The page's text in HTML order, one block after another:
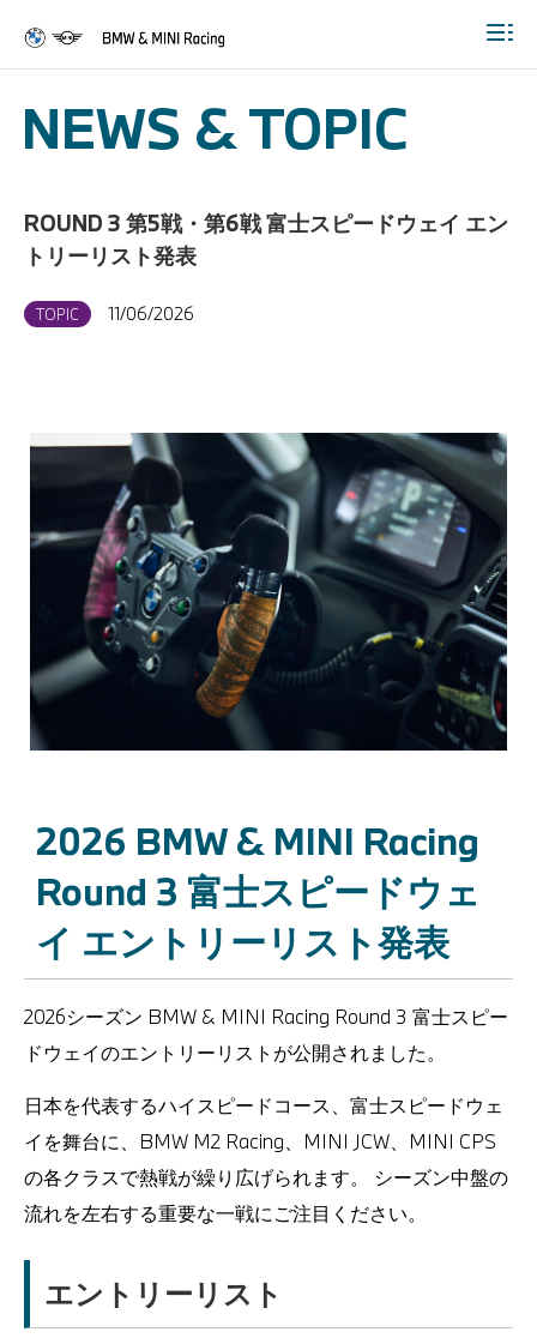
NEWS & TOPIC
ROUND 3 第5戦・第6戦 富士スピードウェイ エン
トリーリスト発表
TOPIC 11/06/2026
2026 BMW & MINI Racing
Round 3 富士スピードウェ
イ エントリーリスト発表
2026シーズン BMW & MINI Racing Round 3 富士スピー
ドウェイのエントリーリストが公開されました。
日本を代表するハイスピードコース、富士スピードウェ
イを舞台に、BMW M2 Racing、MINI JCW、MINI CPS
の各クラスで熱戦が繰り広げられます。 シーズン中盤の
流れを左右する重要な一戦にご注目ください。
エントリーリスト